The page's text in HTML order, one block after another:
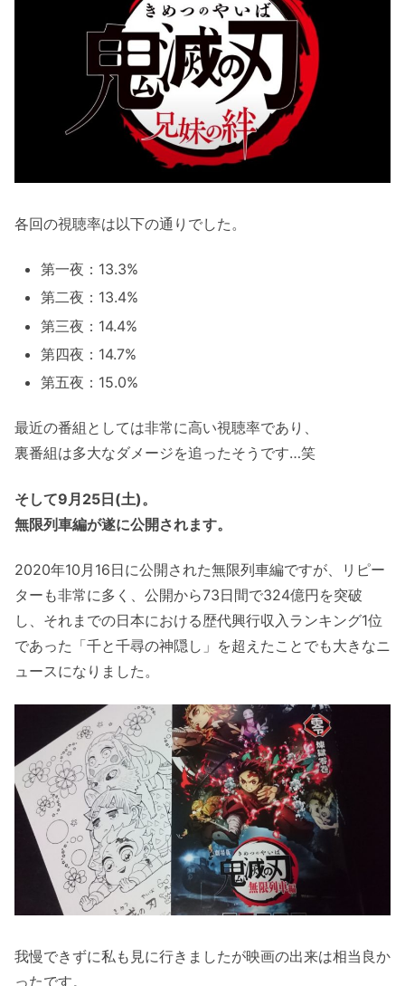
各回の視聴率は以下の通りでした。
第一夜：13.3%
第二夜：13.4%
第三夜：14.4%
第四夜：14.7%
第五夜：15.0%
最近の番組としては非常に高い視聴率であり、
裏番組は多大なダメージを追ったそうです…笑
そして9月25日(土)。
無限列車編が遂に公開されます。
2020年10月16日に公開された無限列車編ですが、リピー
ターも非常に多く、公開から73日間で324億円を突破
し、それまでの日本における歴代興行収入ランキング1位
であった「千と千尋の神隠し」を超えたことでも大きなニ
ュースになりました。
我慢できずに私も見に行きましたが映画の出来は相当良か
ったです。